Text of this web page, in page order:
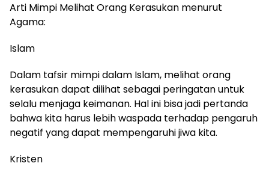
Arti Mimpi Melihat Orang Kerasukan menurut
Agama:
Islam
Dalam tafsir mimpi dalam Islam, melihat orang
kerasukan dapat dilihat sebagai peringatan untuk
selalu menjaga keimanan. Hal ini bisa jadi pertanda
bahwa kita harus lebih waspada terhadap pengaruh
negatif yang dapat mempengaruhi jiwa kita.
Kristen